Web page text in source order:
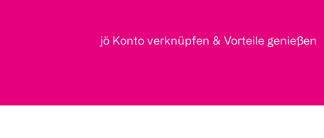
jö Konto verknüpfen & Vorteile genießen